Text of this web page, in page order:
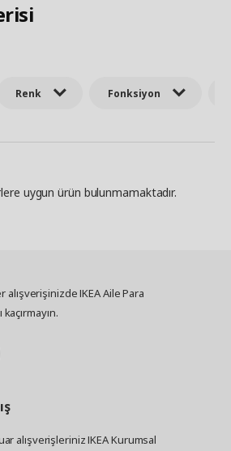
Renk Fonksiyon
uygun ürün bulunmamaktadır.
alışverişinizde IKEA Aile Para
alışverişleriniz IKEA Kurumsal